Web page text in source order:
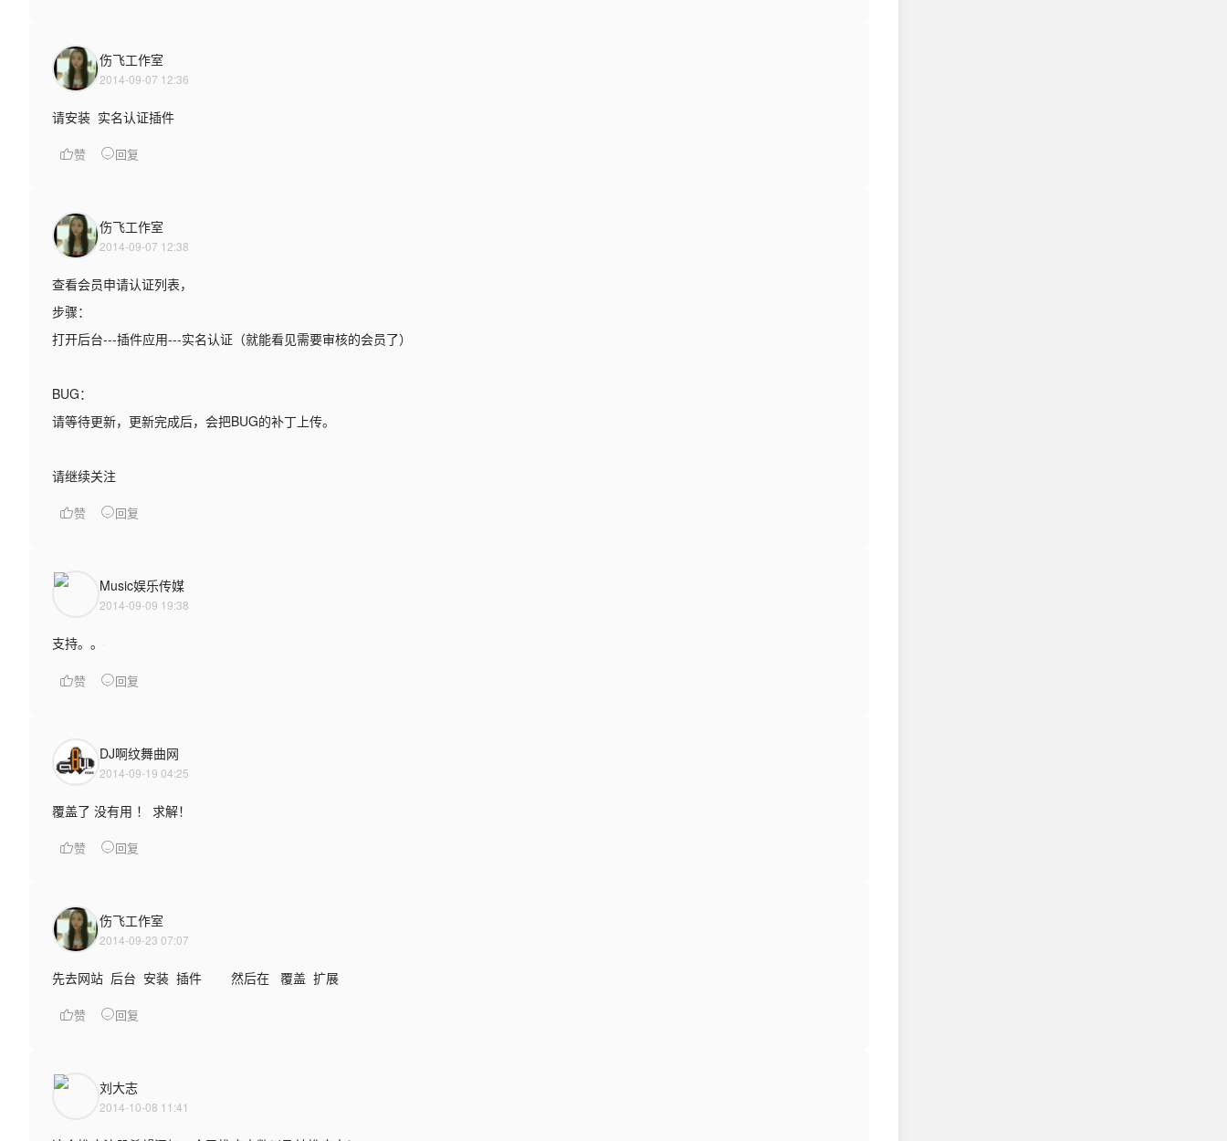
伤飞工作室
2014-09-07 12:36
请安装 实名认证插件
赞 回复
伤飞工作室
2014-09-07 12:38
查看会员申请认证列表，
步骤：
打开后台---插件应用---实名认证（就能看见需要审核的会员了）
BUG：
请等待更新，更新完成后，会把BUG的补丁上传。
请继续关注
赞 回复
Music娱乐传媒
2014-09-09 19:38
支持。。
赞 回复
DJ啊纹舞曲网
2014-09-19 04:25
覆盖了 没有用 ！ 求解！
赞 回复
伤飞工作室
2014-09-23 07:07
先去网站 后台 安装 插件 然后在 覆盖 扩展
赞 回复
刘大志
2014-10-08 11:41